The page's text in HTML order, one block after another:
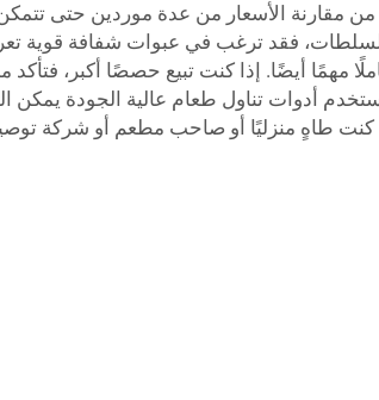
مقارنة الأسعار من عدة موردين حتى
السلطات، فقد ترغب في عبوات شفافة قوية
مهمًا أيضًا. إذا كنت تبيع حصصًا أكبر، فتأكد
أدوات تناول طعام عالية الجودة يمكن
كنت طاهٍ منزليًا أو صاحب مطعم أو شركة